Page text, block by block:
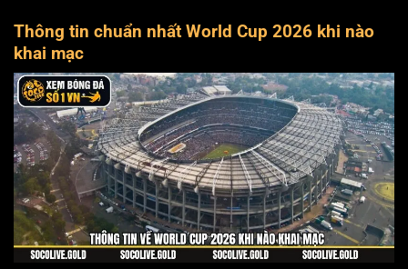
Thông tin chuẩn nhất World Cup 2026 khi nào
khai mạc